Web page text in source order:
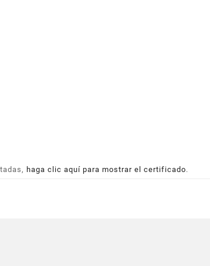
haga clic aquí para mostrar el certificado.